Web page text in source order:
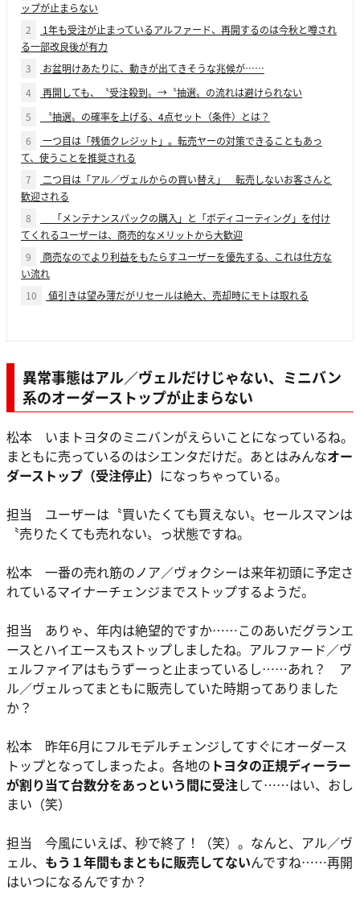
ップが止まらない
2
1年も受注が止まっているアルファード、再開するのは今秋と噂され
る一部改良後が有力
3
お盆明けあたりに、動きが出てきそうな兆候が……
4
再開しても、〝受注殺到〟→〝抽選〟の流れは避けられない
5
〝抽選〟の確率を上げる、4点セット（条件）とは？
6
一つ目は「残価クレジット」。転売ヤーの対策できることもあっ
て、使うことを推奨される
7
二つ目は「アル／ヴェルからの買い替え」 転売しないお客さんと
歓迎される
8
「メンテナンスパックの購入」と「ボディコーティング」を付け
てくれるユーザーは、商売的なメリットから大歓迎
9
商売なのでより利益をもたらすユーザーを優先する、これは仕方な
い流れ
10
値引きは望み薄だがリセールは絶大、売却時にモトは取れる
異常事態はアル／ヴェルだけじゃない、ミニバン
系のオーダーストップが止まらない
松本 いまトヨタのミニバンがえらいことになっているね。
まともに売っているのはシエンタだけだ。あとはみんなオー
ダーストップ（受注停止） になっちゃっている。
担当 ユーザーは〝買いたくても買えない〟セールスマンは
〝売りたくても売れない〟っ状態ですね。
松本 一番の売れ筋のノア／ヴォクシーは来年初頭に予定さ
れているマイナーチェンジまでストップするようだ。
担当 ありゃ、年内は絶望的ですか……このあいだグランエ
ースとハイエースもストップしましたね。アルファード／ヴ
ェルファイアはもうずーっと止まっているし……あれ？ ア
ル／ヴェルってまともに販売していた時期ってありました
か？
松本 昨年6月にフルモデルチェンジしてすぐにオーダース
トップとなってしまったよ。各地の トヨタの正規ディーラー
が割り当て台数分をあっという間に受注して……はい、おし
まい（笑）
担当 今風にいえば、秒で終了！（笑）。なんと、アル／ヴ
ェル、 もう１年間もまともに販売してないんですね……再開
はいつになるんですか？